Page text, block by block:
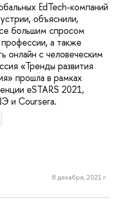
EdTech-компаний
объяснили,
большим спросом
а также
онлайн с человеческим
«Тренды развития
прошла в рамках
eSTARS 2021,
и Coursera.
8 декабря, 2021 г.